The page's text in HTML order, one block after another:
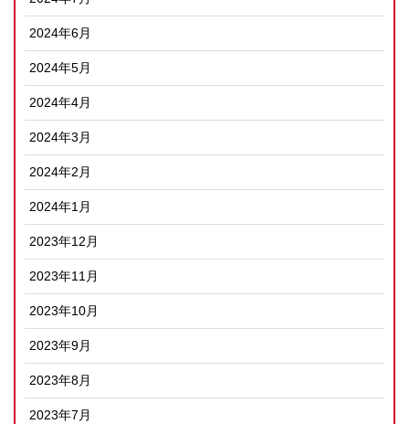
2024年6月
2024年5月
2024年4月
2024年3月
2024年2月
2024年1月
2023年12月
2023年11月
2023年10月
2023年9月
2023年8月
2023年7月